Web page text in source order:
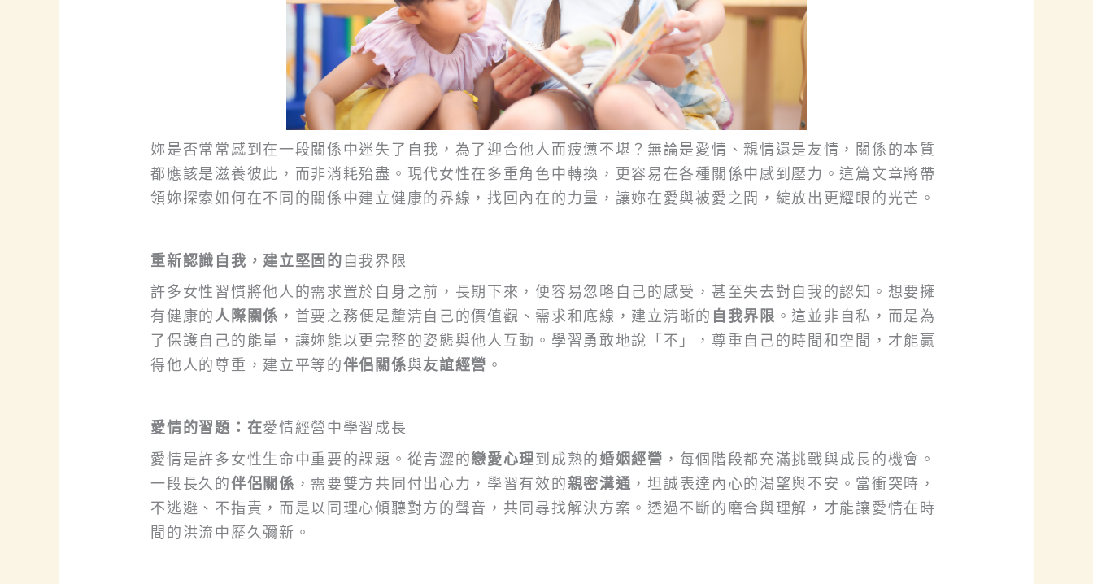
妳是否常常感到在一段關係中迷失了自我，為了迎合他人而疲憊不堪？無論是愛情、親情還是友情，關係的本質
都應該是滋養彼此，而非消耗殆盡。現代女性在多重角色中轉換，更容易在各種關係中感到壓力。這篇文章將帶
領妳探索如何在不同的關係中建立健康的界線，找回內在的力量，讓妳在愛與被愛之間，綻放出更耀眼的光芒。
重新認識自我，建立堅固的 自我界限
許多女性習慣將他人的需求置於自身之前，長期下來，便容易忽略自己的感受，甚至失去對自我的認知。想要擁
有健康的人際關係 ，首要之務便是釐清自己的價值觀、需求和底線，建立清晰的 自我界限 。這並非自私，而是為
了保護自己的能量，讓妳能以更完整的姿態與他人互動。學習勇敢地說「不」，尊重自己的時間和空間，才能贏
得他人的尊重，建立平等的伴侶關係與友誼經營 。
愛情的習題：在愛情經營中學習成長
愛情是許多女性生命中重要的課題。從青澀的戀愛心理到成熟的婚姻經營 ，每個階段都充滿挑戰與成長的機會。
一段長久的伴侶關係 ，需要雙方共同付出心力，學習有效的親密溝通 ，坦誠表達內心的渴望與不安。當衝突時，
不逃避、不指責，而是以同理心傾聽對方的聲音，共同尋找解決方案。透過不斷的磨合與理解，才能讓愛情在時
間的洪流中歷久彌新。